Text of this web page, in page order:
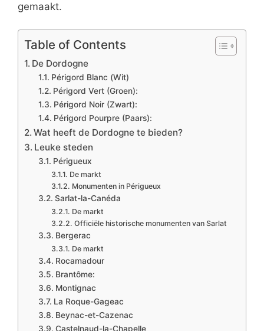
gemaakt.
Table of Contents
De Dordogne
Périgord Blanc (Wit)
Périgord Vert (Groen):
Périgord Noir (Zwart):
Périgord Pourpre (Paars):
Wat heeft de Dordogne te bieden?
Leuke steden
Périgueux
De markt
Monumenten in Périgueux
Sarlat-la-Canéda
De markt
Officiële historische monumenten van Sarlat
Bergerac
De markt
Rocamadour
Brantôme:
Montignac
La Roque-Gageac
Beynac-et-Cazenac
Castelnaud-la-Chapelle